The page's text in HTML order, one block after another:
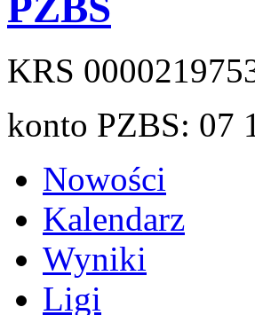
KRS
konto PZBS: 07
Nowości
Kalendarz
Wyniki
Ligi